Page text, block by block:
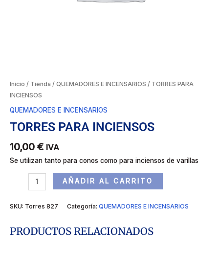
Inicio / Tienda / QUEMADORES E INCENSARIOS / TORRES PARA
INCIENSOS
QUEMADORES E INCENSARIOS
TORRES PARA INCIENSOS
10,00 € IVA
Se utilizan tanto para conos como para inciensos de varillas
AÑADIR AL CARRITO
SKU: Torres 827 Categoría: QUEMADORES E INCENSARIOS
PRODUCTOS RELACIONADOS